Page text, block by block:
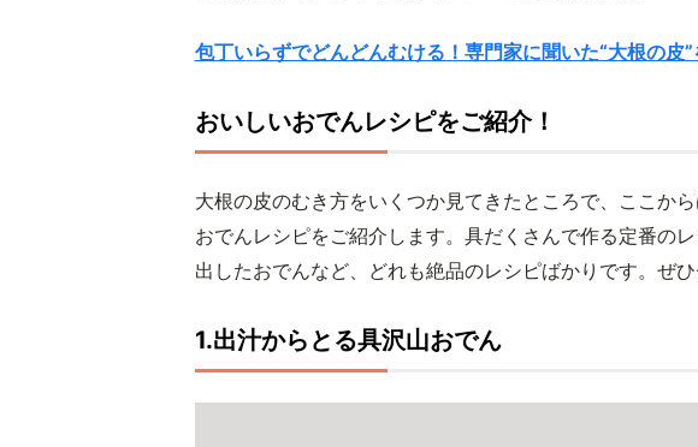
包丁いらずでどんどんむける！専門家に聞いた“大根の皮
おいしいおでんレシピをご紹介！
大根の皮のむき方をいくつか見てきたところで、ここか
おでんレシピをご紹介します。具だくさんで作る定番の
出したおでんなど、どれも絶品のレシピばかりです。ぜ
1.出汁からとる具沢山おでん